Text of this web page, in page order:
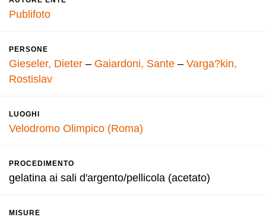
Publifoto
PERSONE
Gieseler, Dieter – Gaiardoni, Sante – Varga?kin,
Rostislav
LUOGHI
Velodromo Olimpico (Roma)
PROCEDIMENTO
gelatina ai sali d'argento/pellicola (acetato)
MISURE